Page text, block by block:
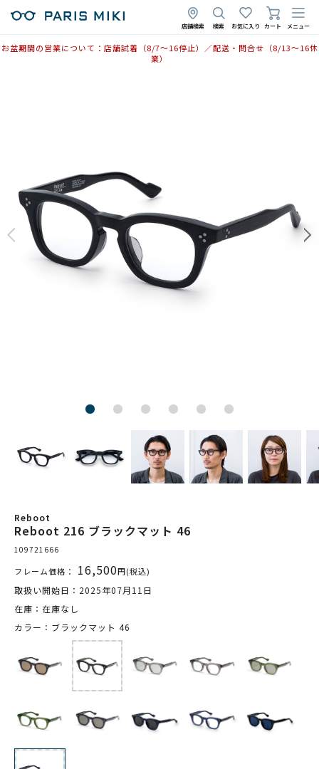
店舗検索 検索 お気に入り カート メニュー
お盆期間の営業について：店舗試着（8/7〜16停止）／配送・問合せ（8/13〜16休
業）
Reboot
Reboot 216 ブラックマット 46
109721666
フレーム価格： 16,500円(税込)
取扱い開始日：2025年07月11日
在庫：在庫なし
カラー：ブラックマット 46
2025年11月5日